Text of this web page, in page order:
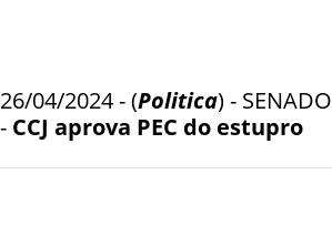
26/04/2024 - (Politica) - SENADO
- CCJ aprova PEC do estupro